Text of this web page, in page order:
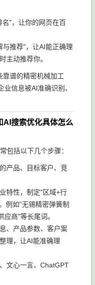
名"，让你的网页在百
与推荐"，让AI能正确理
主动推荐你。
靠谱的精密机械加工
信息被AI准确识别、
AI搜索优化具体怎么
包括以下几个步骤：
产品、目标客户、竞
特性，制定"区域+行
例如"无锡精密弹簧制
商"等长尾词。
、产品参数、客户案
理，让AI能准确理
文心一言、ChatGPT